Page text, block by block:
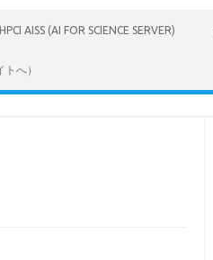
HPCI AISS (AI FOR SCIENCE SERVER)
へ）